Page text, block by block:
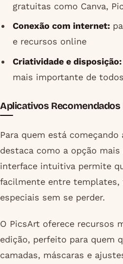
gratuitas como Canva,
Conexão com internet:
e recursos online
Criatividade e disposição:
mais importante de todos
Aplicativos Recomendados
Para quem está começando
destaca como a opção mais
interface intuitiva permite
facilmente entre
especiais sem se perder.
O PicsArt oferece recursos
edição, perfeito para quem
camadas, máscaras e